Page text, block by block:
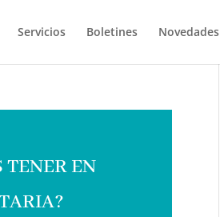
Servicios Boletines Novedades
EN